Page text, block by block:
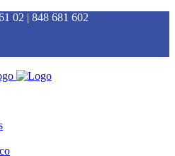
02 | 848 681 602